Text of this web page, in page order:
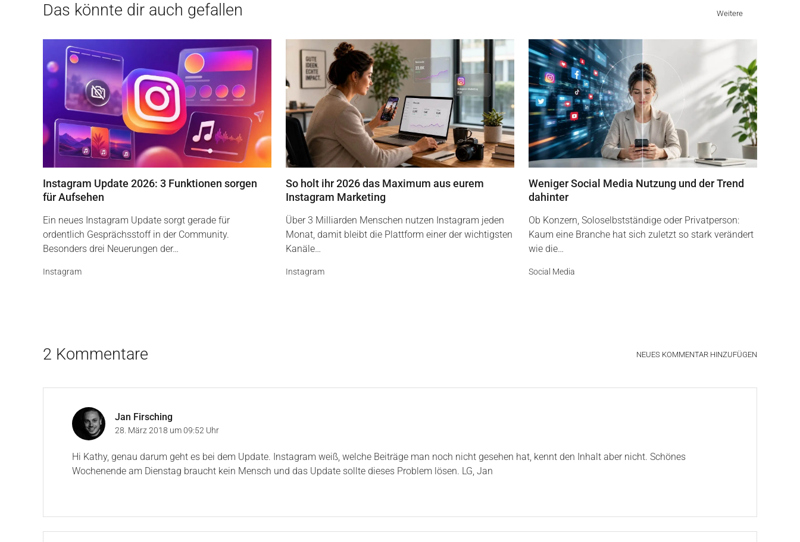
Das könnte dir auch gefallen Weitere
Instagram Update 2026: 3 Funktionen sorgen
für Aufsehen
Ein neues Instagram Update sorgt gerade für
ordentlich Gesprächsstoff in der Community.
Besonders drei Neuerungen der…
Instagram
So holt ihr 2026 das Maximum aus eurem
Instagram Marketing
Über 3 Milliarden Menschen nutzen Instagram jeden
Monat, damit bleibt die Plattform einer der wichtigsten
Kanäle…
Instagram
Weniger Social Media Nutzung und der Trend
dahinter
Ob Konzern, Soloselbstständige oder Privatperson:
Kaum eine Branche hat sich zuletzt so stark verändert
wie die…
Social Media
2 Kommentare NEUES KOMMENTAR HINZUFÜGEN
Jan Firsching
28. März 2018 um 09:52 Uhr
Hi Kathy, genau darum geht es bei dem Update. Instagram weiß, welche Beiträge man noch nicht gesehen hat, kennt den Inhalt aber nicht. Schönes
Wochenende am Dienstag braucht kein Mensch und das Update sollte dieses Problem lösen. LG, Jan